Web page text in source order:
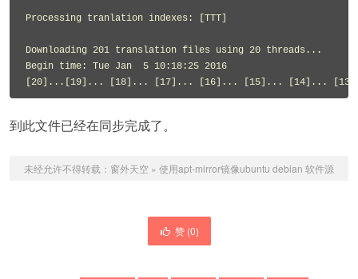
Processing tranlation indexes: [TTT]
Downloading 201 translation files using 20 threads...
Begin time: Tue Jan  5 10:18:25 2016
到此文件已经在同步完成了。
未经允许不得转载： 窗外天空 » 使用apt-mirror镜像ubuntu debian 软件源
赞 (0)